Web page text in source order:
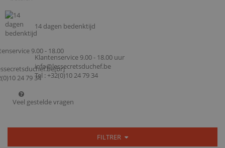
14 dagen bedenktijd
Klantenservice 9.00 - 18.00 uur
info@lessecretsduchef.be
Tel : +32(0)10 24 79 34
Veel gestelde vragen
FILTRER